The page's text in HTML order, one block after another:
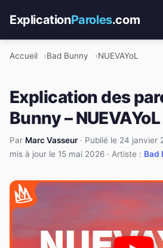
ExplicationParoles.com
Accueil Bad Bunny NUEVAYoL
Explication des
Bunny – NUEVAYoL
Par Marc Vasseur· Publié le 24 janvier
mis à jour le 15 mai 2026 · Artiste : Bad